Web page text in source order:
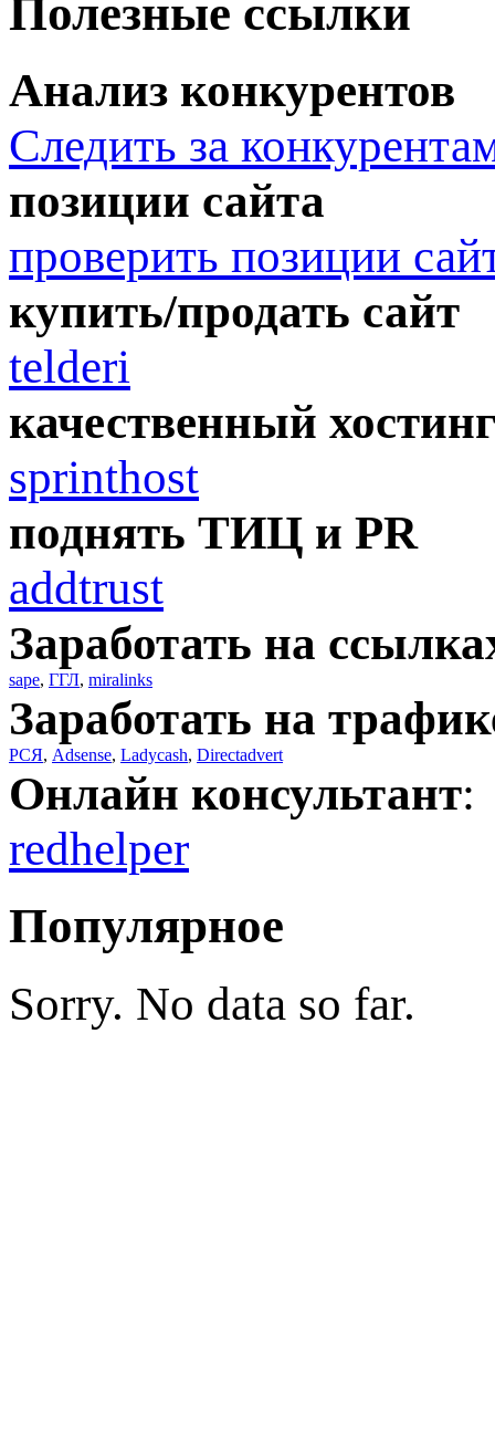
Полезные ссылки
Анализ конкурентов
Следить за
позиции сайта
проверить позиции
купить/продать сайт
telderi
качественный
sprinthost
поднять ТИЦ и PR
addtrust
Заработать на
sape, ГГЛ, miralinks
Заработать на
РСЯ, Adsense, Ladycash, Directadvert
Онлайн консультант:
redhelper
Популярное
Sorry. No data so far.